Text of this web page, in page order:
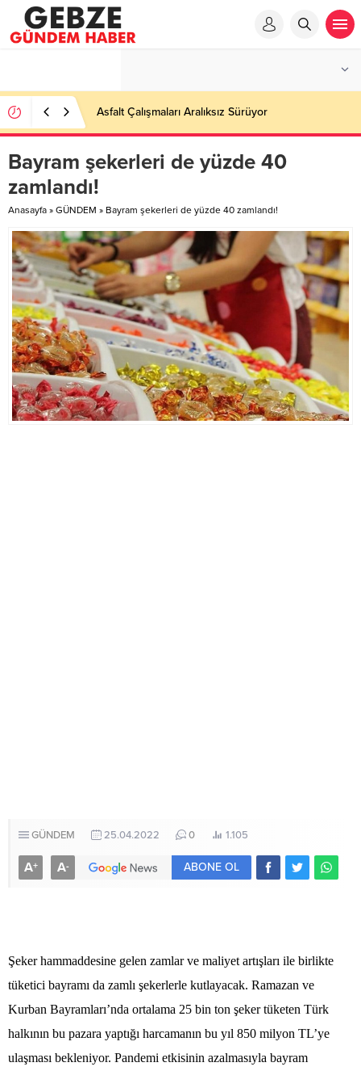
Ortaöğretime Geçiş Tercih ve Yerleştirme Kılavuzu
yayımlandı – Nefes Gazetesi – Kocaeli Haber
Bayram şekerleri de yüzde 40
zamlandı!
Anasayfa » GÜNDEM » Bayram şekerleri de yüzde 40 zamlandı!
GÜNDEM 25.04.2022 0 1.105
A+ A- ABONE OL
Şeker hammaddesine gelen zamlar ve maliyet artışları ile birlikte
tüketici bayramı da zamlı şekerlerle kutlayacak. Ramazan ve
Kurban Bayramları’nda ortalama 25 bin ton şeker tüketen Türk
halkının bu pazara yaptığı harcamanın bu yıl 850 milyon TL’ye
ulaşması bekleniyor. Pandemi etkisinin azalmasıyla bayram